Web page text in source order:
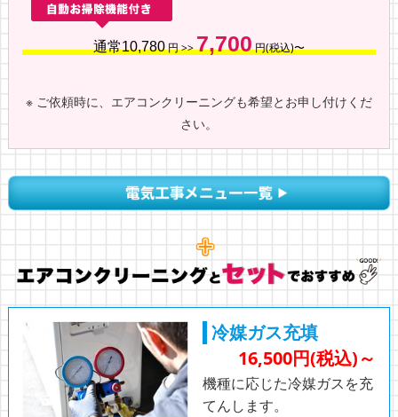
通常10,780円 >>7,700 円(税込)〜
※ ご依頼時に、エアコンクリーニングも希望とお申し付けくだ
さい。
冷媒ガス充填
16,500円(税込)～
機種に応じた冷媒ガスを充
てんします。